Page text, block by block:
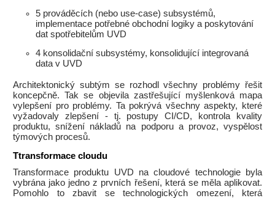
5 prováděcích (nebo use-case) subsystémů,
implementace potřebné obchodní logiky a poskytování
dat spotřebitelům UVD
4 konsolidační subsystémy, konsolidující integrovaná
data v UVD
Architektonický subtým se rozhodl všechny problémy řešit
koncepčně. Tak se objevila zastřešující myšlenková mapa
vylepšení pro problémy. Ta pokrývá všechny aspekty, které
vyžadovaly zlepšení - tj. postupy CI/CD, kontrola kvality
produktu, snížení nákladů na podporu a provoz, vyspělost
týmových procesů.
Ttransformace cloudu
Transformace produktu UVD na cloudové technologie byla
vybrána jako jedno z prvních řešení, která se měla aplikovat.
Pomohlo to zbavit se technologických omezení, která